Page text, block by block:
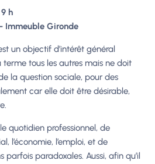
h
Immeuble Gironde
un objectif d’intérêt général
tous les autres mais ne doit
la question sociale, pour des
car elle doit être désirable,
quotidien professionnel, de
l’économie, l’emploi, et de
parfois paradoxales. Aussi, afin qu’il